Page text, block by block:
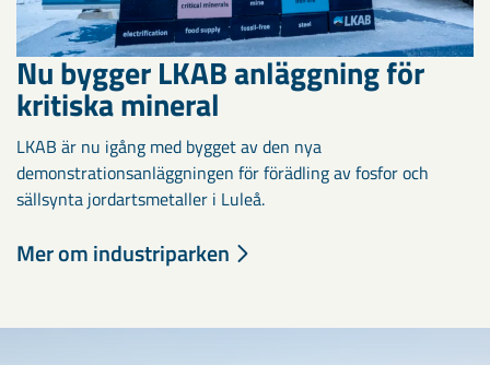
Nu bygger LKAB anläggning för
kritiska mineral
LKAB är nu igång med bygget av den nya
demonstrationsanläggningen för förädling av fosfor och
sällsynta jordartsmetaller i Luleå.
Mer om industriparken